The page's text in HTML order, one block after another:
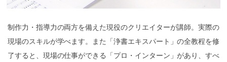
制作力・指導力の両方を備えた現役のクリエイターが講師。実際の
現場のスキルが学べます。また「浄書エキスパート」の全教程を修
了すると、現場の仕事ができる「プロ・インターン」があり、すべ